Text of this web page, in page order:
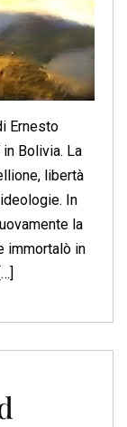
Ernesto
Bolivia. La
libertà
In
la
immortalò in